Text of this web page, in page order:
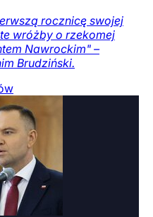
rocznicę swojej
wróżby o rzekomej
Nawrockim" –
Brudziński.